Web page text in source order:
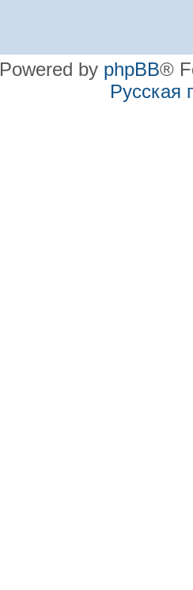
Powered by phpBB®
Русская